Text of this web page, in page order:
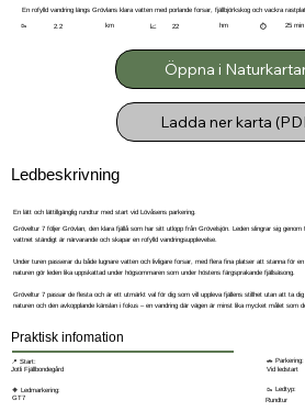
En rofylld vandring längs Grövlans klara vatten med porlande forsar, fjällbjörkskog och vackra
🥾 2.2 km 📈 22 hm ⏱️ 25 min
Öppna i
Ladda ner karta
Ledbeskrivning
En lätt och lättillgänglig rundtur med start vid Lövåsens parkering.
Gröveltur 7 följer Grövlan, den klara fjällå som har sitt utlopp från Grövelsjön. Leden slingrar sig genom
vattnet ständigt är närvarande och skapar en rofylld vandringsupplevelse.
Under turen passerar du både lugnare vatten och livligare forsar, med flera fina platser att stanna för
naturen gör leden lika uppskattad under högsommaren som under höstens färgsprakande fjällsäsong.
Gröveltur 7 passar de flesta och är ett utmärkt val för dig som vill uppleva fjällens stillhet utan att ta
naturen och den avkopplande känslan i fokus – en vandring där vägen är minst lika mycket målet som
Praktisk infomation
📍 Start:
Jotli Fjällbondegård
🔶 Ledmarkering:
GT7
🚗 Parkering:
Vid ledstart
🥾 Ledtyp:
Rundtur